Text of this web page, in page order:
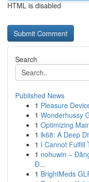
HTML is disabled
Search
Published News
1 Pleasure
1 Wonderhussy
1 Optimizing
1 lk68: A Deep
1 I Cannot Fulfill
1 nohuwin –
Đ...
1 BrightMeds